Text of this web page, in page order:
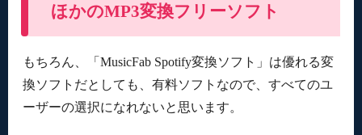
ほかのMP3変換フリーソフト
もちろん、「MusicFab Spotify変換ソフト」は優れる変
換ソフトだとしても、有料ソフトなので、すべてのユ
ーザーの選択になれないと思います。